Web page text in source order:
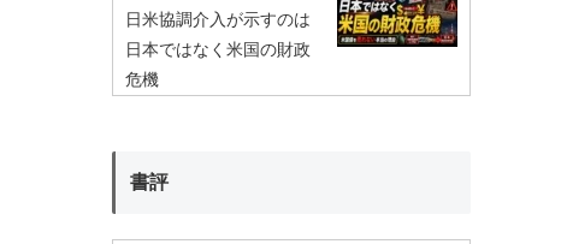
日米協調介入が示すのは
日本ではなく米国の財政
危機
書評